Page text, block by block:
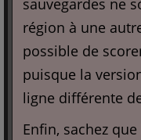
sauvegardes ne
région à une
possible de
puisque la
ligne différente
Enfin, sachez